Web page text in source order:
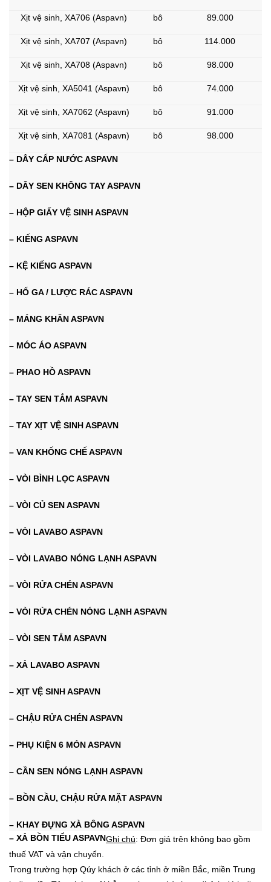
Xịt vệ sinh, XA706 (Aspavn) bô 89.000
Xịt vệ sinh, XA707 (Aspavn) bô 114.000
Xịt vệ sinh, XA708 (Aspavn) bô 98.000
Xịt vệ sinh, XA5041 (Aspavn) bô 74.000
Xịt vệ sinh, XA7062 (Aspavn) bô 91.000
Xịt vệ sinh, XA7081 (Aspavn) bô 98.000
– DÂY CẤP NƯỚC ASPAVN
– DÂY SEN KHÔNG TAY ASPAVN
– HỘP GIẤY VỆ SINH ASPAVN
– KIẾNG ASPAVN
– KỆ KIẾNG ASPAVN
– HỐ GA / LƯỢC RÁC ASPAVN
– MÁNG KHĂN ASPAVN
– MÓC ÁO ASPAVN
– PHAO HỒ ASPAVN
– TAY SEN TẮM ASPAVN
– TAY XỊT VỆ SINH ASPAVN
– VAN KHỐNG CHẾ ASPAVN
– VÒI BÌNH LỌC ASPAVN
– VÒI CỦ SEN ASPAVN
– VÒI LAVABO ASPAVN
– VÒI LAVABO NÓNG LẠNH ASPAVN
– VÒI RỬA CHÉN ASPAVN
– VÒI RỬA CHÉN NÓNG LẠNH ASPAVN
– VÒI SEN TẮM ASPAVN
– XẢ LAVABO ASPAVN
– XỊT VỆ SINH ASPAVN
– CHẬU RỬA CHÉN ASPAVN
– PHỤ KIỆN 6 MÓN ASPAVN
– CẦN SEN NÓNG LẠNH ASPAVN
– BỒN CẦU, CHẬU RỬA MẶT ASPAVN
– KHAY ĐỰNG XÀ BÔNG ASPAVN
– XẢ BỒN TIỂU ASPAVNGhi chú: Đơn giá trên không bao gồm
thuế VAT và vận chuyển.
Trong trường hợp Qúy khách ở các tỉnh ở miền Bắc, miền Trung